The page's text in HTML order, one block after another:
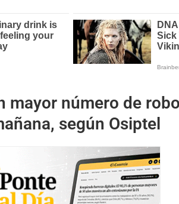
mayor número de
según Osiptel